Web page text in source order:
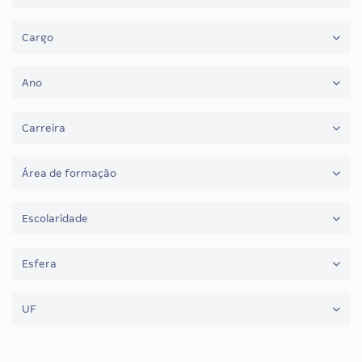
Cargo
Ano
Carreira
Área de formação
Escolaridade
Esfera
UF